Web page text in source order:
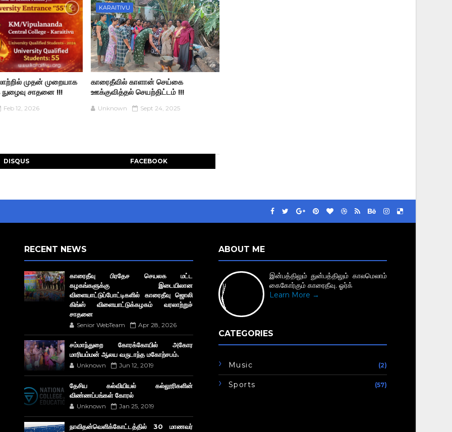
முதன் முறையாக
சாதனை !!!
Feb 12, 2026
KARAITIVU
காரைதீவில் காளான் செய்கை
ஊக்குவித்தல் செயற்திட்டம் !!!
Unknown Sept 24, 2025
DISQUS FACEBOOK
RECENT NEWS
காரைதீவு பிரதேச செயலக மட்ட
கழகங்களுக்கு இடையிலான
விளையாட்டுப்போட்டிகளில் காரைதீவு ஜொலி
கிங்ஸ் விளையாட்டுக்கழகம் வரலாற்றுச்
சாதனை
Senior WebTeam Apr 28, 2026
சம்மாந்துறை கோரக்கோயில் அகோர​
மாரியம்மன் ஆலய வருடாந்த மகோற்சபம்.
Unknown Jun 12, 2019
தேசிய கல்வியியல் கல்லூரிகளின்
விண்ணப்பங்கள் கோரல்
Unknown Jan 25, 2019
நாவிதன்வெளிக்கோட்டத்தில் 30 மாணவர்
ABOUT ME
இன்பத்திலும் துன்பத்திலும் காலமெலாம்
கைகோர்கும் காரைதீவு. ஓர்க்
Learn More →
CATEGORIES
Music (2)
Sports (57)